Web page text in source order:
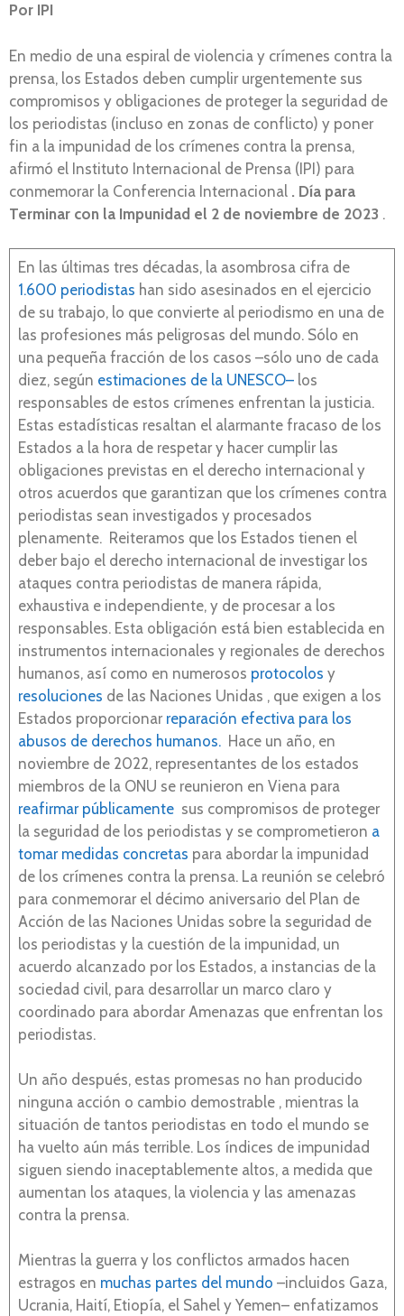
Por IPI
En medio de una espiral de violencia y crímenes contra la
prensa, los Estados deben cumplir urgentemente sus
compromisos y obligaciones de proteger la seguridad de
los periodistas (incluso en zonas de conflicto) y poner
fin a la impunidad de los crímenes contra la prensa,
afirmó el Instituto Internacional de Prensa (IPI) para
conmemorar la Conferencia Internacional . Día para
Terminar con la Impunidad el 2 de noviembre de 2023 .
En las últimas tres décadas, la asombrosa cifra de
1.600 periodistas han sido asesinados en el ejercicio
de su trabajo, lo que convierte al periodismo en una de
las profesiones más peligrosas del mundo. Sólo en
una pequeña fracción de los casos –sólo uno de cada
diez, según estimaciones de la UNESCO–los
responsables de estos crímenes enfrentan la justicia.
Estas estadísticas resaltan el alarmante fracaso de los
Estados a la hora de respetar y hacer cumplir las
obligaciones previstas en el derecho internacional y
otros acuerdos que garantizan que los crímenes contra
periodistas sean investigados y procesados
plenamente. Reiteramos que los Estados tienen el
deber bajo el derecho internacional de investigar los
ataques contra periodistas de manera rápida,
exhaustiva e independiente, y de procesar a los
responsables. Esta obligación está bien establecida en
instrumentos internacionales y regionales de derechos
humanos, así como en numerosos protocolos y
resoluciones de las Naciones Unidas , que exigen a los
Estados proporcionar reparación efectiva para los
abusos de derechos humanos.Hace un año, en
noviembre de 2022, representantes de los estados
miembros de la ONU se reunieron en Viena para
reafirmar públicamentesus compromisos de proteger
la seguridad de los periodistas y se comprometieron a
tomar medidas concretas para abordar la impunidad
de los crímenes contra la prensa. La reunión se celebró
para conmemorar el décimo aniversario del Plan de
Acción de las Naciones Unidas sobre la seguridad de
los periodistas y la cuestión de la impunidad, un
acuerdo alcanzado por los Estados, a instancias de la
sociedad civil, para desarrollar un marco claro y
coordinado para abordar Amenazas que enfrentan los
periodistas.
Un año después, estas promesas no han producido
ninguna acción o cambio demostrable , mientras la
situación de tantos periodistas en todo el mundo se
ha vuelto aún más terrible. Los índices de impunidad
siguen siendo inaceptablemente altos, a medida que
aumentan los ataques, la violencia y las amenazas
contra la prensa.
Mientras la guerra y los conflictos armados hacen
estragos en muchas partes del mundo –incluidos Gaza,
Ucrania, Haití, Etiopía, el Sahel y Yemen– enfatizamos